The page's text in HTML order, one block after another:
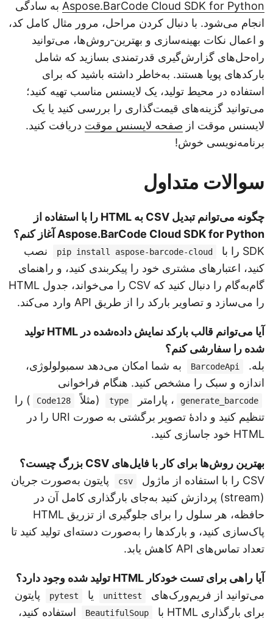
Aspose.BarCode Cloud SDK for Pythonبه سادگی
انجام می‌شود. با دنبال کردن مراحل، مرور مثال کامل کد،
و اعمال نکات بهینه‌سازی و بهترین‑روش‌ها، می‌توانید
راه‌حل‌های گزارش‌گیری قدرتمندی بسازید که شامل
بارکدهای پویا هستند. به‌خاطر داشته باشید که برای
استفاده در محیط تولید، یک لایسنس مناسب تهیه کنید؛
می‌توانید گزینه‌های قیمت‌گذاری را بررسی کنید یا یک
لایسنس موقت از صفحه لایسنس موقتدریافت کنید.
برنامه‌نویسی خوش!
سوالات متداول
چگونه می‌توانم تبدیل CSV به HTML را با استفاده از
Aspose.BarCode Cloud SDK for Python آغاز کنم؟
SDK را با
pip install aspose-barcode-cloud
نصب
کنید، اعتبارهای مشتری خود را پیکربندی کنید، و راهنمای
گام‌به‌گام را دنبال کنید که CSV را می‌خواند، جدول HTML
را می‌سازد و تصاویر بارکد را از طریق API وارد می‌کند.
آیا می‌توانم قالب بارکد نمایش داده‌شده در HTML تولید
شده را سفارشی کنم؟
بله.
BarcodeApi
به شما امکان می‌دهد سمبولولوژی،
اندازه و سبک را مشخص کنید. هنگام فراخوانی
generate_barcode ، پارامتر type (مثلاً Code128
) را
تنظیم کنید و دادهٔ تصویر برگشتی به صورت URI را در
HTML خود جاسازی کنید.
بهترین روش‌ها برای کار با فایل‌های CSV بزرگ چیست؟
CSV را با استفاده از ماژول
csv
پایتون به‌صورت جریان
(stream) پردازش کنید به‌جای بارگذاری کامل آن در
حافظه، هر سلول را برای جلوگیری از تزریق HTML
پاک‌سازی کنید، و بارکدها را به‌صورت دسته‌ای تولید کنید تا
تعداد تماس‌های API کاهش یابد.
آیا راهی برای تست خودکار HTML تولید شده وجود دارد؟
می‌توانید از فریم‌ورک‌های
unittest یا pytest
پایتون
برای بارگذاری HTML با
BeautifulSoup
استفاده کنید،